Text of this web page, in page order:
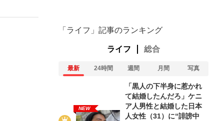
「ライフ」記事のランキング
ライフ 総合
最新 24時間 週間 月間 写真
NEW
「黒人の下半身に惹かれ
て結婚したんだろ」ケニ
ア人男性と結婚した日本
人女性（31）に“誹謗中